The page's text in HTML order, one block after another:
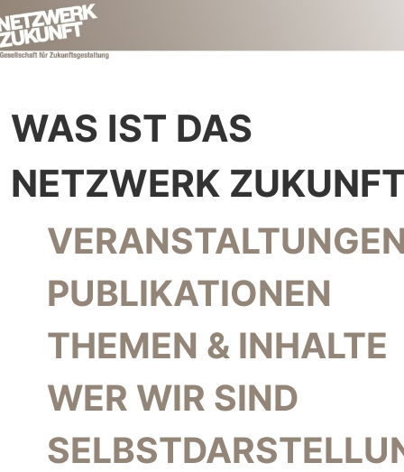
WAS IST DAS
NETZWERK
PUBLIKATIONEN
THEMEN & INHALTE
WER WIR SIND